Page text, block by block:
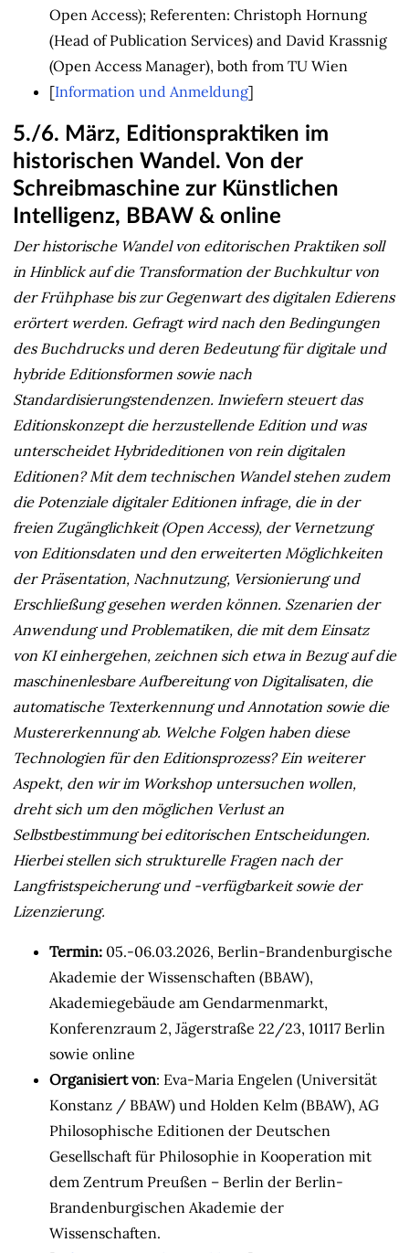
Open Access); Referenten: Christoph Hornung
(Head of Publication Services) and David Krassnig
(Open Access Manager), both from TU Wien
[Information und Anmeldung]
5./6. März, Editionspraktiken im
historischen Wandel. Von der
Schreibmaschine zur Künstlichen
Intelligenz, BBAW & online
Der historische Wandel von editorischen Praktiken soll
in Hinblick auf die Transformation der Buchkultur von
der Frühphase bis zur Gegenwart des digitalen Edierens
erörtert werden. Gefragt wird nach den Bedingungen
des Buchdrucks und deren Bedeutung für digitale und
hybride Editionsformen sowie nach
Standardisierungstendenzen. Inwiefern steuert das
Editionskonzept die herzustellende Edition und was
unterscheidet Hybrideditionen von rein digitalen
Editionen? Mit dem technischen Wandel stehen zudem
die Potenziale digitaler Editionen infrage, die in der
freien Zugänglichkeit (Open Access), der Vernetzung
von Editionsdaten und den erweiterten Möglichkeiten
der Präsentation, Nachnutzung, Versionierung und
Erschließung gesehen werden können. Szenarien der
Anwendung und Problematiken, die mit dem Einsatz
von KI einhergehen, zeichnen sich etwa in Bezug auf die
maschinenlesbare Aufbereitung von Digitalisaten, die
automatische Texterkennung und Annotation sowie die
Mustererkennung ab. Welche Folgen haben diese
Technologien für den Editionsprozess? Ein weiterer
Aspekt, den wir im Workshop untersuchen wollen,
dreht sich um den möglichen Verlust an
Selbstbestimmung bei editorischen Entscheidungen.
Hierbei stellen sich strukturelle Fragen nach der
Langfristspeicherung und -verfügbarkeit sowie der
Lizenzierung.
Termin: 05.-06.03.2026, Berlin-Brandenburgische
Akademie der Wissenschaften (BBAW),
Akademiegebäude am Gendarmenmarkt,
Konferenzraum 2, Jägerstraße 22/23, 10117 Berlin
sowie online
Organisiert von: Eva-Maria Engelen (Universität
Konstanz / BBAW) und Holden Kelm (BBAW), AG
Philosophische Editionen der Deutschen
Gesellschaft für Philosophie in Kooperation mit
dem Zentrum Preußen – Berlin der Berlin-
Brandenburgischen Akademie der
Wissenschaften.